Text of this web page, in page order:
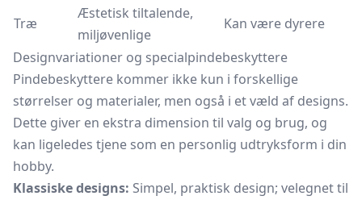
Træ
Æstetisk tiltalende,
miljøvenlige
Kan være dyrere
Designvariationer og specialpindebeskyttere
Pindebeskyttere kommer ikke kun i forskellige
størrelser og materialer, men også i et væld af designs.
Dette giver en ekstra dimension til valg og brug, og
kan ligeledes tjene som en personlig udtryksform i din
hobby.
Klassiske designs: Simpel, praktisk design; velegnet til